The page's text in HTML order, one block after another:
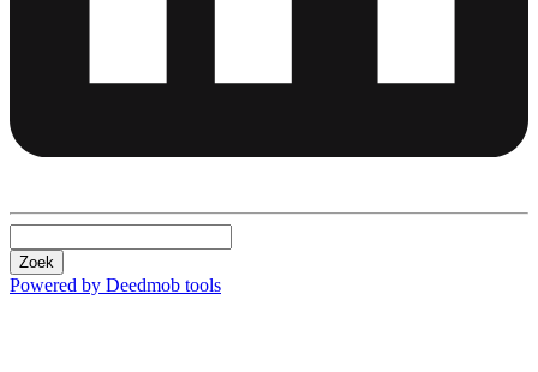
Zoek
Powered by Deedmob tools